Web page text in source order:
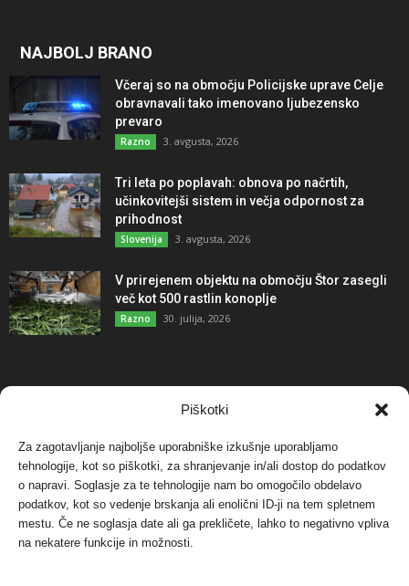
Piškotki
Za zagotavljanje najboljše uporabniške izkušnje uporabljamo
tehnologije, kot so piškotki, za shranjevanje in/ali dostop do podatkov
o napravi. Soglasje za te tehnologije nam bo omogočilo obdelavo
podatkov, kot so vedenje brskanja ali enolični ID-ji na tem spletnem
mestu. Če ne soglasja date ali ga prekličete, lahko to negativno vpliva
na nekatere funkcije in možnosti.
NAJBOLJ BRANO
Včeraj so na območju Policijske uprave Celje
obravnavali tako imenovano ljubezensko
prevaro
Razno 3. avgusta, 2026
Tri leta po poplavah: obnova po načrtih,
učinkovitejši sistem in večja odpornost za
prihodnost
Slovenija 3. avgusta, 2026
V prirejenem objektu na območju Štor zasegli
več kot 500 rastlin konoplje
Razno 30. julija, 2026
NAJBOLJ KOMENTIRANO
Protest proti vetrnim elektrarnam na Ojstrici, v
svetu pa vedno bolj...
Dogodki 12. maja, 2017
Tožilstvo v Celovcu v korist elektrarnam
Verbund